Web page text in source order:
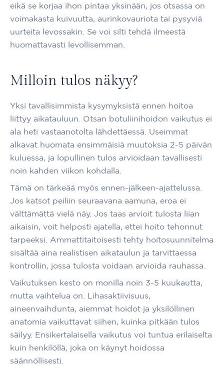
eikä se korjaa ihon pintaa yksinään, jos otsassa on
voimakasta kuivuutta, aurinkovauriota tai pysyviä
uurteita levossakin. Se voi silti tehdä ilmeestä
huomattavasti levollisemman.
Milloin tulos näkyy?
Yksi tavallisimmista kysymyksistä ennen hoitoa
liittyy aikatauluun. Otsan botuliinihoidon vaikutus ei
ala heti vastaanotolta lähdettäessä. Useimmat
alkavat huomata ensimmäisiä muutoksia 2-5 päivän
kuluessa, ja lopullinen tulos arvioidaan tavallisesti
noin kahden viikon kohdalla.
Tämä on tärkeää myös ennen-jälkeen-ajattelussa.
Jos katsot peiliin seuraavana aamuna, eroa ei
välttämättä vielä näy. Jos taas arvioit tulosta liian
aikaisin, voit helposti ajatella, ettei hoito tehonnut
tarpeeksi. Ammattitaitoisesti tehty hoitosuunnitelma
sisältää aina realistisen aikataulun ja tarvittaessa
kontrollin, jossa tulosta voidaan arvioida rauhassa.
Vaikutuksen kesto on monilla noin 3-5 kuukautta,
mutta vaihtelua on. Lihasaktiivisuus,
aineenvaihdunta, aiemmat hoidot ja yksilöllinen
anatomia vaikuttavat siihen, kuinka pitkään tulos
säilyy. Ensikertalaisella vaikutus voi tuntua erilaiselta
kuin henkilöllä, joka on käynyt hoidossa
säännöllisesti.